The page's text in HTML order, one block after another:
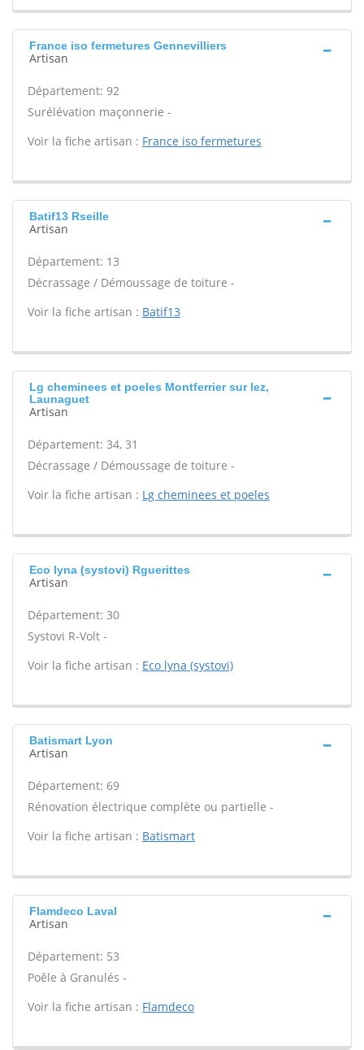
France iso fermetures Gennevilliers
Artisan
Département: 92
Surélévation maçonnerie -
Voir la fiche artisan : France iso fermetures
Batif13 Rseille
Artisan
Département: 13
Décrassage / Démoussage de toiture -
Voir la fiche artisan : Batif13
Lg cheminees et poeles Montferrier sur lez,
Launaguet
Artisan
Département: 34, 31
Décrassage / Démoussage de toiture -
Voir la fiche artisan : Lg cheminees et poeles
Eco lyna (systovi) Rguerittes
Artisan
Département: 30
Systovi R-Volt -
Voir la fiche artisan : Eco lyna (systovi)
Batismart Lyon
Artisan
Département: 69
Rénovation électrique complète ou partielle -
Voir la fiche artisan : Batismart
Flamdeco Laval
Artisan
Département: 53
Poêle à Granulés -
Voir la fiche artisan : Flamdeco